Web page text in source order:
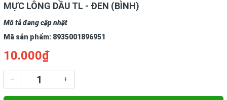
MỰC LÔNG DẦU TL - ĐEN (BÌNH)
Mô tả đang cập nhật
Mã sản phẩm: 8935001896951
10.000₫
– +